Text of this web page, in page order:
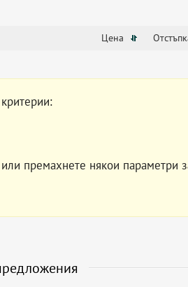
Цена
премахнете някои параметри